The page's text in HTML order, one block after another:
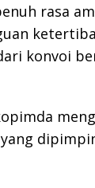
rasa
konvoi